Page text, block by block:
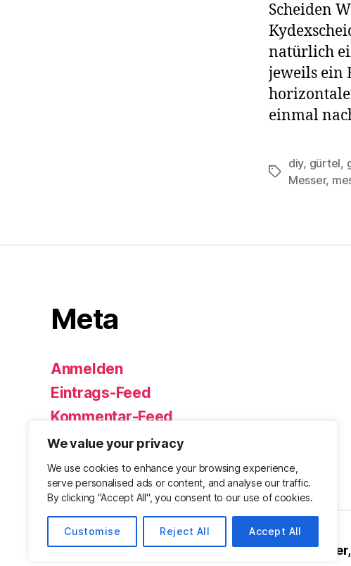
We value your privacy
We use cookies to enhance your browsing experience,
serve personalised ads or content, and analyse our traffic.
By clicking "Accept All", you consent to our use of cookies.
Customise Reject All Accept All
Scheiden
natürlich
jeweils ein
einmal
Schlagwörter
diy, gürtel,
Messer,
Meta
Anmelden
Eintrags-Feed
Kommentar-Feed
WordPress.org
© 2026Björn Eickhoff – Der Blog rund um